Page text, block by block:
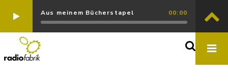
Aus meinem Bücherstapel 00:00